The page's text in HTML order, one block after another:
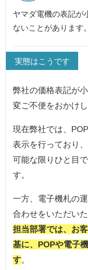
ヤマダ電機の表記が
ないことがあります。
実態はこうです
弊社の価格表記が
変ご不便をおかけ
現在弊社では、
表示を行っており、
可能な限りひと目
す。
一方、電子機札の
合わせをいただいた
担当部署では、お
基に、POPや電子
す。